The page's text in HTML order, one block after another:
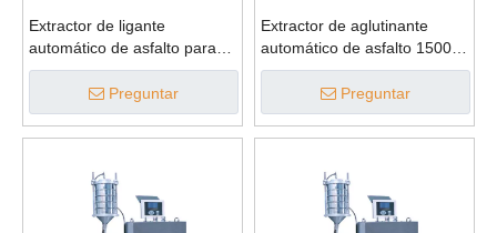
Extractor de ligante
automático de asfalto para
contenido de betún
Preguntar
Extractor de aglutinante
automático de asfalto 1500g
para contenido de betún
Preguntar